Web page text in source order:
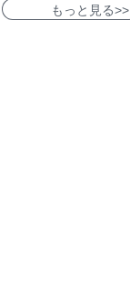
もっと見る>>